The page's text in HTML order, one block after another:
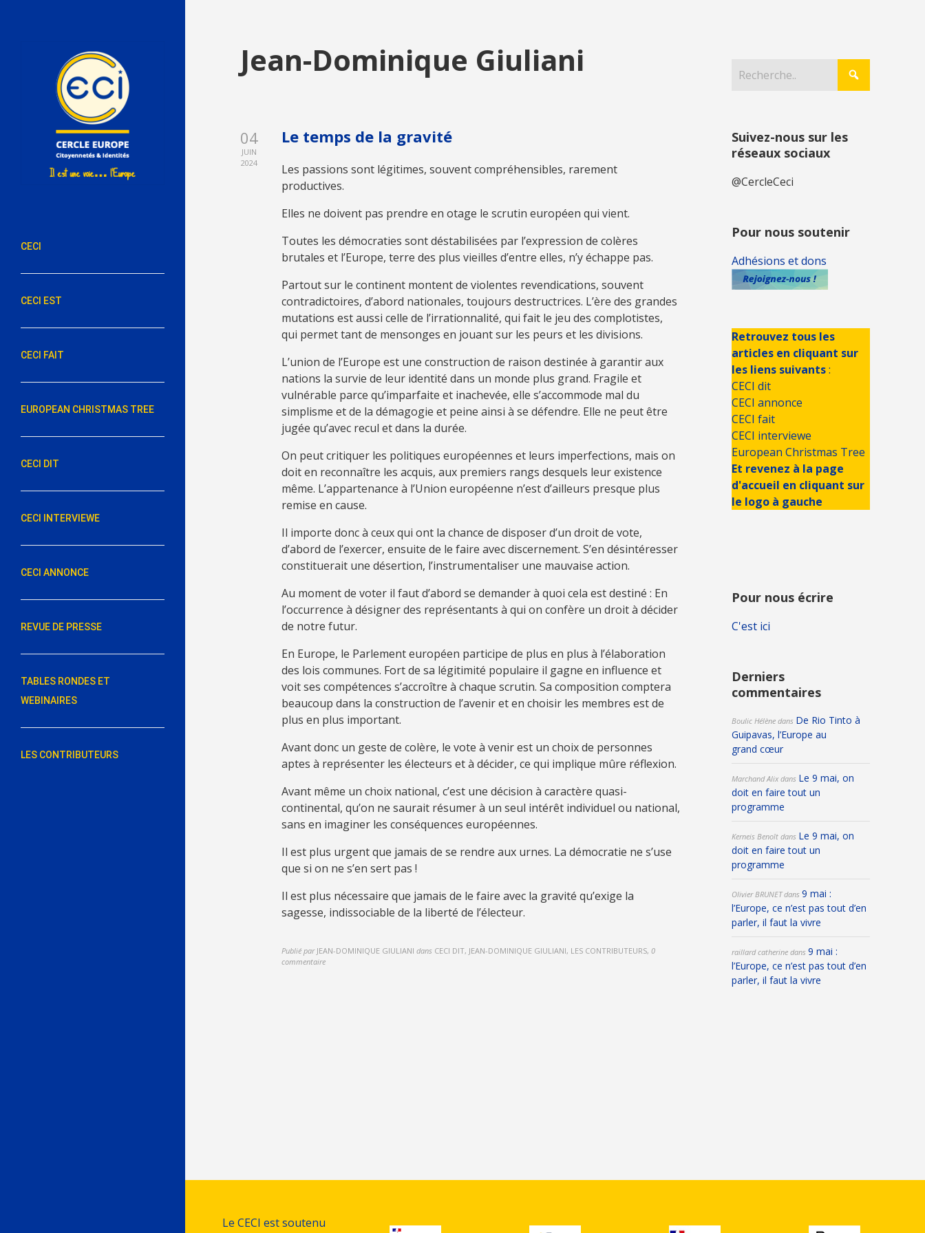
CECI
CECI EST
CECI FAIT
EUROPEAN CHRISTMAS TREE
CECI DIT
CECI INTERVIEWE
CECI ANNONCE
REVUE DE PRESSE
TABLES RONDES ET
WEBINAIRES
LES CONTRIBUTEURS
Jean-Dominique Giuliani
04
JUIN
2024
Le temps de la gravité
Les passions sont légitimes, souvent compréhensibles, rarement
productives.
Elles ne doivent pas prendre en otage le scrutin européen qui vient.
Toutes les démocraties sont déstabilisées par l’expression de colères
brutales et l’Europe, terre des plus vieilles d’entre elles, n’y échappe pas.
Partout sur le continent montent de violentes revendications, souvent
contradictoires, d’abord nationales, toujours destructrices. L’ère des grandes
mutations est aussi celle de l’irrationnalité, qui fait le jeu des complotistes,
qui permet tant de mensonges en jouant sur les peurs et les divisions.
L’union de l’Europe est une construction de raison destinée à garantir aux
nations la survie de leur identité dans un monde plus grand. Fragile et
vulnérable parce qu’imparfaite et inachevée, elle s’accommode mal du
simplisme et de la démagogie et peine ainsi à se défendre. Elle ne peut être
jugée qu’avec recul et dans la durée.
On peut critiquer les politiques européennes et leurs imperfections, mais on
doit en reconnaître les acquis, aux premiers rangs desquels leur existence
même. L’appartenance à l’Union européenne n’est d’ailleurs presque plus
remise en cause.
Il importe donc à ceux qui ont la chance de disposer d’un droit de vote,
d’abord de l’exercer, ensuite de le faire avec discernement. S’en désintéresser
constituerait une désertion, l’instrumentaliser une mauvaise action.
Au moment de voter il faut d’abord se demander à quoi cela est destiné : En
l’occurrence à désigner des représentants à qui on confère un droit à décider
de notre futur.
En Europe, le Parlement européen participe de plus en plus à l’élaboration
des lois communes. Fort de sa légitimité populaire il gagne en influence et
voit ses compétences s’accroître à chaque scrutin. Sa composition comptera
beaucoup dans la construction de l’avenir et en choisir les membres est de
plus en plus important.
Avant donc un geste de colère, le vote à venir est un choix de personnes
aptes à représenter les électeurs et à décider, ce qui implique mûre réflexion.
Avant même un choix national, c’est une décision à caractère quasi-
continental, qu’on ne saurait résumer à un seul intérêt individuel ou national,
sans en imaginer les conséquences européennes.
Il est plus urgent que jamais de se rendre aux urnes. La démocratie ne s’use
que si on ne s’en sert pas !
Il est plus nécessaire que jamais de le faire avec la gravité qu’exige la
sagesse, indissociable de la liberté de l’électeur.
Publié par JEAN-DOMINIQUE GIULIANI dans CECI DIT, JEAN-DOMINIQUE GIULIANI, LES CONTRIBUTEURS, 0
commentaire
Suivez-nous sur les
réseaux sociaux
@CercleCeci
Pour nous soutenir
Adhésions et dons
Retrouvez tous les
articles en cliquant sur
les liens suivants:
CECI dit
CECI annonce
CECI fait
CECI interviewe
European Christmas Tree
Et revenez à la page
d'accueil en cliquant sur
le logo à gauche
Pour nous écrire
C'est ici
Derniers
commentaires
Boulic Hélènedans De Rio Tinto à
Guipavas, l’Europe au
grand cœur
Marchand Alixdans Le 9 mai, on
doit en faire tout un
programme
Kerneis Benoîtdans Le 9 mai, on
doit en faire tout un
programme
Olivier BRUNETdans 9 mai :
l’Europe, ce n’est pas tout d’en
parler, il faut la vivre
raillard catherinedans 9 mai :
l’Europe, ce n’est pas tout d’en
parler, il faut la vivre
Le CECI est soutenu